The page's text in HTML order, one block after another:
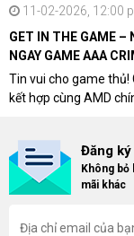
11-02-2026, 12:00
GET IN THE GAME –
NGAY GAME AAA
DESERT CÙNG
AMD
Tin vui cho game thủ!
kết hợp cùng AMD
khách hàng sở hữu
RX 9070 / RX 9070
Đăng
Không bỏ
mãi khác